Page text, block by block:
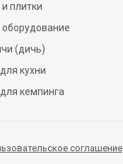
и плитки
оборудование
(дичь)
кухни
кемпинга
соглашение